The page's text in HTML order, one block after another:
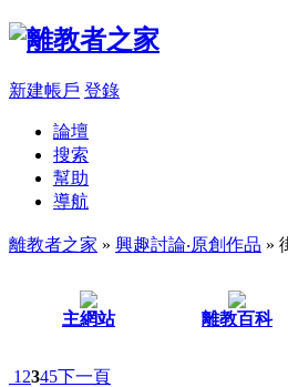
新建帳戶 登錄
論壇
搜索
幫助
導航
離教者之家 » 興趣討論‧原創作品 »
主網站 離教百科
1 2345下一頁